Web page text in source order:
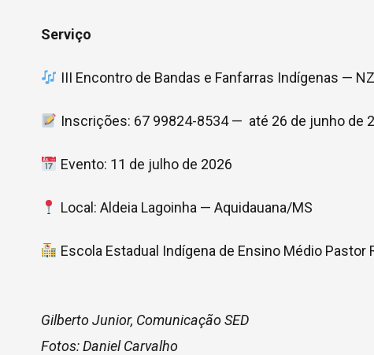
Serviço
III Encontro de Bandas e Fanfarras Indígenas —
Inscrições: 67 99824-8534 — até 26 de junho de
Evento: 11 de julho de 2026
Local: Aldeia Lagoinha — Aquidauana/MS
Escola Estadual Indígena de Ensino Médio Pastor
Gilberto Junior, Comunicação SED
Fotos: Daniel Carvalho